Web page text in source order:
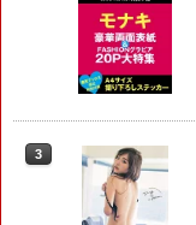
3
3
3
3